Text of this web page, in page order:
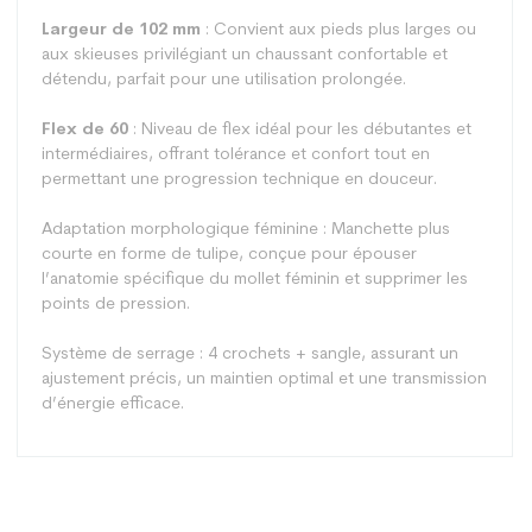
Largeur de 102 mm : Convient aux pieds plus larges ou
aux skieuses privilégiant un chaussant confortable et
détendu, parfait pour une utilisation prolongée.
Flex de 60 : Niveau de flex idéal pour les débutantes et
intermédiaires, offrant tolérance et confort tout en
permettant une progression technique en douceur.
Adaptation morphologique féminine : Manchette plus
courte en forme de tulipe, conçue pour épouser
l’anatomie spécifique du mollet féminin et supprimer les
points de pression.
Système de serrage : 4 crochets + sangle, assurant un
ajustement précis, un maintien optimal et une transmission
d’énergie efficace.